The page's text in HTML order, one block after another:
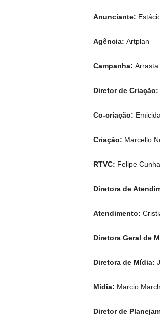
Anunciante:
Agência: Artplan
Campanha: Arrasta
Diretor de Criação:
Co-criação:
Criação: Marcello
RTVC: Felipe Cunha
Diretora de
Atendimento:
Diretora Geral de
Diretora de Mídia:
Mídia: Marcio
Diretor de